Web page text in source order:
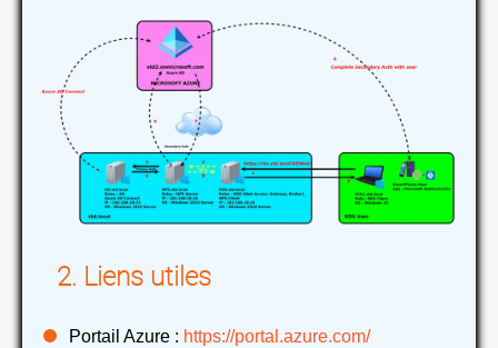
Liens utiles
Portail Azure : https://portal.azure.com/